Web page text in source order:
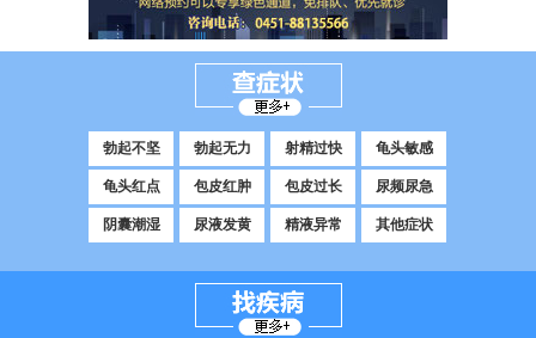
勃起不坚 勃起无力 射精过快 龟头敏感
龟头红点 包皮红肿 包皮过长 尿频尿急
阴囊潮湿 尿液发黄 精液异常 其他症状